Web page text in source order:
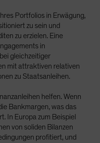
Portfolios in Erwägung,
zu sein und
zu erzielen. Eine
in
gleichzeitiger
mit attraktiven relativen
zu Staatsanleihen.
helfen. Wenn
Bankmargen, was das
In Europa zum Beispiel
von soliden Bilanzen
profitiert, und